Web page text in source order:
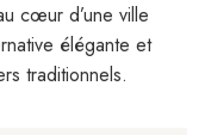
cœur d’une ville
élégante et
traditionnels.